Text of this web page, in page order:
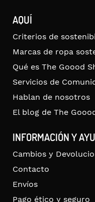
AQUÍ
Criterios de
Marcas de ropa
Qué es The Goood
Servicios de
Hablan de nosotros
El blog de The
INFORMACIÓN Y
Cambios y
Contacto
Envíos
Pago ético y seguro